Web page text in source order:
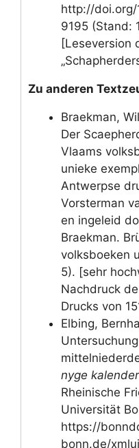
http://
9195 (Stand:
[Leseversion
Zu anderen
Braekman,
Der
Vlaams
unieke
Antwerpse
Vorsterman
en ingeleid
Braekman.
volksboeken
5). [sehr
Nachdruck
Drucks von
Elbing,
nyge
Rheinische
Universität
https://
bonn.de/